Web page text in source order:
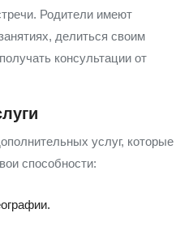
Родители имеют
делиться своим
консультации от
услуг, которые
способности: